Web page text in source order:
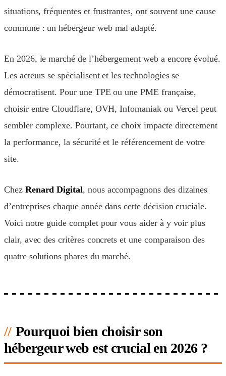
situations, fréquentes et frustrantes, ont souvent une cause
commune : un hébergeur web mal adapté.
En 2026, le marché de l’hébergement web a encore évolué.
Les acteurs se spécialisent et les technologies se
démocratisent. Pour une TPE ou une PME française,
choisir entre Cloudflare, OVH, Infomaniak ou Vercel peut
sembler complexe. Pourtant, ce choix impacte directement
la performance, la sécurité et le référencement de votre
site.
Chez Renard Digital, nous accompagnons des dizaines
d’entreprises chaque année dans cette décision cruciale.
Voici notre guide complet pour vous aider à y voir plus
clair, avec des critères concrets et une comparaison des
quatre solutions phares du marché.
Pourquoi bien choisir son
hébergeur web est crucial en 2026 ?